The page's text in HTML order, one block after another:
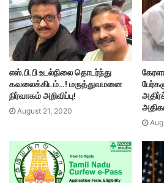
எஸ்.பி.பி உடல்நிலை தொடர்ந்து
கவலைக்கிடம்…! மருத்துவமனை
நிர்வாகம் அறிவிப்பு!
August 21, 2020